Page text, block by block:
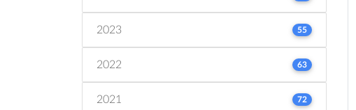
2023 55
2022 63
2021 72